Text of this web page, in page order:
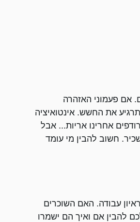
אם פעמוני האזהרה
את החשש. אינטואיציה
אחרינו אריות... אבל
חשוב להבין מי עומד
עבודה. האם השוכרים
להבין אם ואיך הם ישמרו